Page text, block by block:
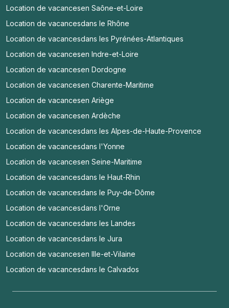
Location de vacancesen Saône-et-Loire
Location de vacancesdans le Rhône
Location de vacancesdans les Pyrénées-Atlantiques
Location de vacancesen Indre-et-Loire
Location de vacancesen Dordogne
Location de vacancesen Charente-Maritime
Location de vacancesen Ariège
Location de vacancesen Ardèche
Location de vacancesdans les Alpes-de-Haute-Provence
Location de vacancesdans l'Yonne
Location de vacancesen Seine-Maritime
Location de vacancesdans le Haut-Rhin
Location de vacancesdans le Puy-de-Dôme
Location de vacancesdans l'Orne
Location de vacancesdans les Landes
Location de vacancesdans le Jura
Location de vacancesen Ille-et-Vilaine
Location de vacancesdans le Calvados